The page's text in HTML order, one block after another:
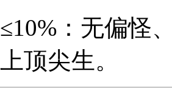
：无偏怪
顶尖生。